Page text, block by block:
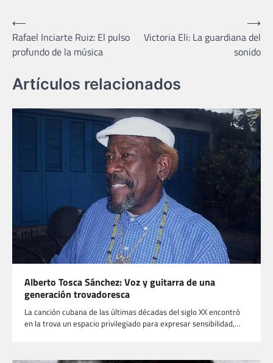
Navegación
de
entradas
⟵
Rafael Inciarte Ruiz: El pulso
profundo de la música
Victoria Eli: La guardiana del
sonido
⟶
Artículos relacionados
Alberto Tosca Sánchez: Voz y guitarra de una
generación trovadoresca
La canción cubana de las últimas décadas del siglo XX encontró
en la trova un espacio privilegiado para expresar sensibilidad,…